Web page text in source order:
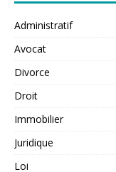
Administratif
Avocat
Divorce
Droit
Immobilier
Juridique
Loi